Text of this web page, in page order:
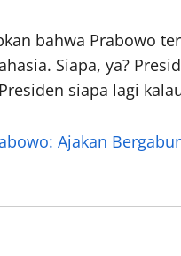
bahwa Prabowo
Siapa, ya?
siapa lagi
Ajakan